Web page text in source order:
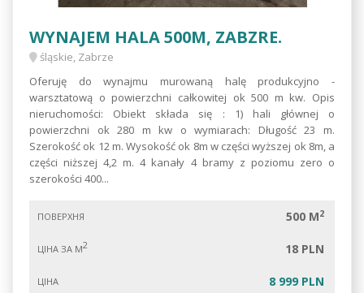
WYNAJEM HALA 500M, ZABZRE.
śląskie, Zabrze
Oferuję do wynajmu murowaną halę produkcyjno -
warsztatową o powierzchni całkowitej ok 500 m kw. Opis
nieruchomości: Obiekt składa się : 1) hali głównej o
powierzchni ok 280 m kw o wymiarach: Długość 23 m.
Szerokość ok 12 m. Wysokość ok 8m w części wyższej ok 8m, a
części niższej 4,2 m. 4 kanały 4 bramy z poziomu zero o
szerokości 400...
ПОВЕРХНЯ 500 M2
ЦІНА ЗА М2 18 PLN
ЦІНА 8 999 PLN